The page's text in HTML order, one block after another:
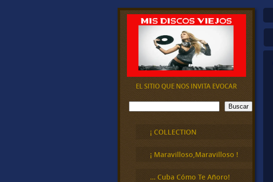
EL SITIO QUE NOS INVITA EVOCAR
B
u
Buscar
¡ COLLECTION
¡ Maravilloso,Maravilloso !
… Cuba Cómo Te Añoro!